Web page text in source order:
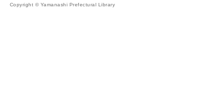
Copyright © Yamanashi Prefectural Library